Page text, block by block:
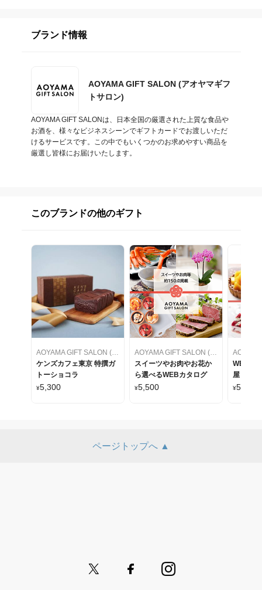
ブランド情報
AOYAMA GIFT SALON (アオヤマギフ
トサロン)
AOYAMA GIFT SALONは、日本全国の厳選された上質な食品や
お酒を、様々なビジネスシーンでギフトカードでお渡しいただ
けるサービスです。この中でもいくつかのお求めやすい商品を
厳選し皆様にお届けいたします。
このブランドの他のギフト
AOYAMA GIFT SALON (アオヤマギフトサロン)
ケンズカフェ東京 特撰ガ
トーショコラ
¥5,300
AOYAMA GIFT SALON (アオヤマギフトサロン)
スイーツやお肉やお花か
ら選べるWEBカタログ
¥5,500
WEBカ
屋 ケー
をセレク
¥5,500
ページトップへ ▲